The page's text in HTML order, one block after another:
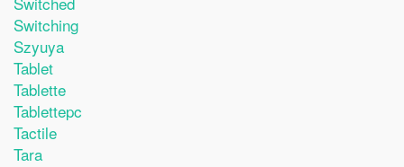
Switching
Szyuya
Tablet
Tablette
Tablettepc
Tactile
Tara